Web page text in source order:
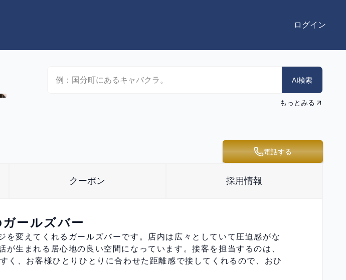
ログイン
AI検索
もっとみる
電話する
クーポン 採用情報
ールズバー
を変えてくれるガールズバーです。店内は広々としていて圧迫感がな
生まれる居心地の良い空間になっています。接客を担当するのは、
、お客様ひとりひとりに合わせた距離感で接してくれるので、おひ